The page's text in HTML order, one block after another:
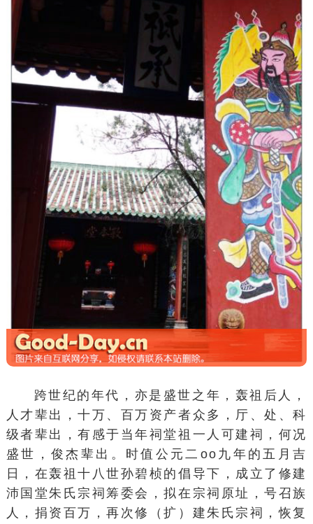
跨世纪的年代，亦是盛世之年，轰祖后人，
人才辈出，十万、百万资产者众多，厅、处、科
级者辈出，有感于当年祠堂祖一人可建祠，何况
盛世，俊杰辈出。时值公元二oo九年的五月吉
日，在轰祖十八世孙碧桢的倡导下，成立了修建
沛国堂朱氏宗祠筹委会，拟在宗祠原址，号召族
人，捐资百万，再次修（扩）建朱氏宗祠，恢复